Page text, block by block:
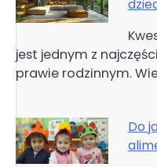
jest jednym z
prawie rodzinnym.
Do